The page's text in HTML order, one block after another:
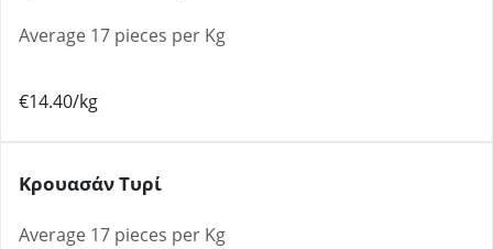
Average 17 pieces per Kg
€14.40/kg
Κρουασάν Τυρί
Average 17 pieces per Kg